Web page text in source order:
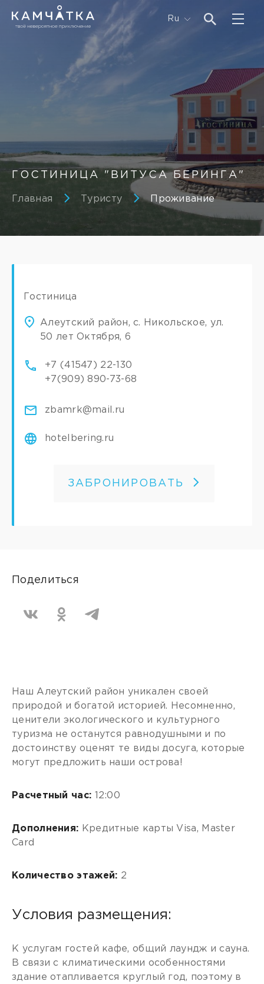
Ru
ГОСТИНИЦА "ВИТУСА БЕРИНГА"
Главная Туристу Проживание
Гостиница
Алеутский район, с. Никольское, ул.
50 лет Октября, 6
+7 (41547) 22-130
+7(909) 890-73-68
zbamrk@mail.ru
hotelbering.ru
ЗАБРОНИРОВАТЬ
Поделиться
Наш Алеутский район уникален своей
природой и богатой историей. Несомненно,
ценители экологического и культурного
туризма не останутся равнодушными и по
достоинству оценят те виды досуга, которые
могут предложить наши острова!
Расчетный час: 12:00
Дополнения: Кредитные карты Visa, Master
Card
Количество этажей: 2
Условия размещения:
К услугам гостей кафе, общий лаундж и сауна.
В связи с климатическими особенностями
здание отапливается круглый год, поэтому в